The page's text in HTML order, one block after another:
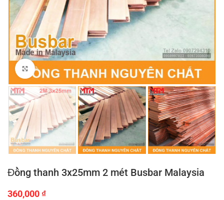
Click to enlarge
Đồng thanh 3x25mm 2 mét Busbar Malaysia
360,000 ₫